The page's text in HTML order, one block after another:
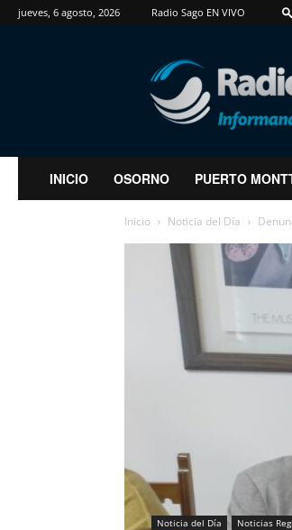
jueves, 6 agosto, 2026 Radio Sago EN VIVO
RadioSago
INICIO OSORNO PUERTO
Inicio Noticia del Día
Noticia del Día Noticias